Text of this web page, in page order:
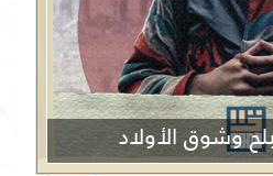
وشوق الأولاد